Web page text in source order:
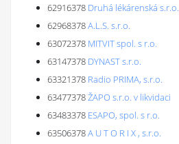
62916378 Druhá lékárenská s.r.o.
62968378A.L.S. s.r.o.
63072378 MITVIT spol. s r.o.
63147378 DYNAST s.r.o.
63321378 Radio PRIMA, s.r.o.
63477378ŽAPO s.r.o. v likvidaci
63483378 ESAPO, spol. s r.o.
63506378A U T O R I X , s.r.o.